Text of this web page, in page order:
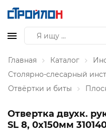
Главная Каталог
Столярно-слесарный
Отвёртки и биты
Отвертка двухк.
SL 8, 0х150мм